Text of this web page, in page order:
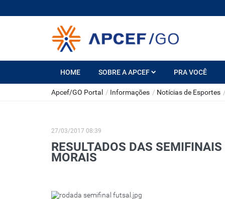
HOME SOBRE A APCEF PRA VOCÊ
Apcef/GO Portal / Informações / Notícias de Esportes
27/03/2017 08:39
RESULTADOS DAS
MORAIS